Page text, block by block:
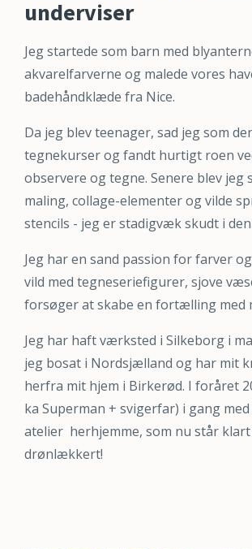
underviser
Jeg startede som barn med
akvarelfarverne og malede vores
badehåndklæde fra Nice.
Da jeg blev teenager, sad jeg som
tegnekurser og fandt hurtigt roen
observere og tegne. Senere blev jeg
maling, collage-elementer og vilde
stencils - jeg er stadigvæk skudt i den
Jeg har en sand passion for farver
vild med tegneseriefigurer, sjove
forsøger at skabe en fortælling med
Jeg har haft værksted i Silkeborg i
jeg bosat i Nordsjælland og har mit
herfra mit hjem i Birkerød. I foråret
ka Superman + svigerfar) i gang
atelier herhjemme, som nu står
drønlækkert!